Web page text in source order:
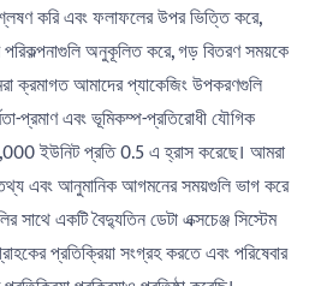
করি এবং ফলাফলের উপর ভিত্তি করে,
অনুকূলিত করে, গড় বিতরণ সময়কে
ক্রমাগত আমাদের প্যাকেজিং উপকরণগুলি
প্রমাণ এবং ভূমিকম্প-প্রতিরোধী যৌগিক
ইউনিট প্রতি 0.5 এ হ্রাস করেছে। আমরা
তথ্য এবং আনুমানিক আগমনের সময়গুলি ভাগ করে
সাথে একটি বৈদ্যুতিন ডেটা এক্সচেঞ্জ সিস্টেম
প্রতিক্রিয়া সংগ্রহ করতে এবং পরিষেবার